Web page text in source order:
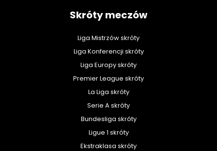
Skróty meczów
Liga Mistrzów skróty
Liga Konferencji skróty
Liga Europy skróty
Premier League skróty
La Liga skróty
Serie A skróty
Bundesliga skróty
Ligue 1 skróty
Ekstraklasa skróty